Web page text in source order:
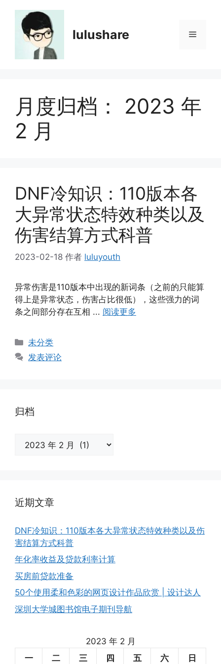
lulushare 菜
月度归档： 2023 年
2 月
DNF冷知识：110版本各
大异常状态特效种类以及
伤害结算方式科普
2023-02-18 作者 luluyouth
异常伤害是110版本中出现的新词条（之前的只能算
得上是异常状态，伤害占比很低），这些强力的词
条之间部分存在互相 ... 阅读更多
分
类
未分类
发表评论
归档
近期文章
DNF冷知识：110版本各大异常状态特效种类以及伤
害结算方式科普
年化率收益及贷款利率计算
买房前贷款准备
50个使用柔和色彩的网页设计作品欣赏 | 设计达人
深圳大学城图书馆电子期刊导航
2023 年 2 月
一
二 三 四 五 六 日